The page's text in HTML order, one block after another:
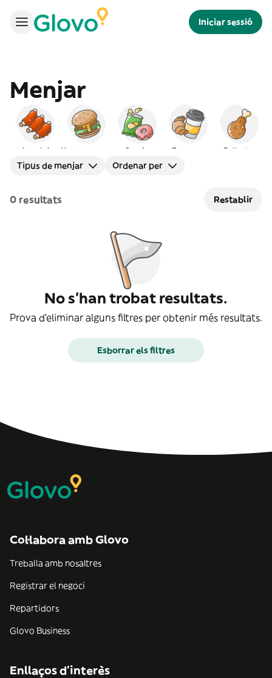
Iniciar sessió
Menjar
Americà Snacks Esmorzar Pollastre
Tipus de menjar Ordenar per
0 resultats Restablir
No s'han trobat resultats.
Prova d'eliminar alguns filtres per obtenir més resultats.
Esborrar els filtres
Col·labora amb Glovo
Treballa amb nosaltres
Registrar el negoci
Repartidors
Glovo Business
Enllaços d'interès